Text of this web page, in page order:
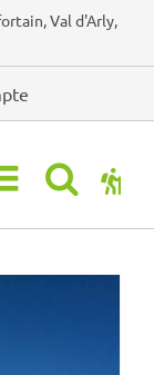
Val d'Arly,